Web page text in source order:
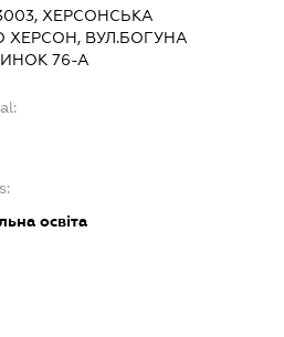
ХЕРСОНСЬКА
ХЕРСОН, ВУЛ.БОГУНА
76-А
освіта